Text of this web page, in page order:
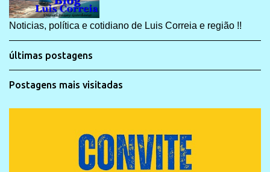
Noticias, política e cotidiano de Luis Correia e região !!
últimas postagens
Postagens mais visitadas